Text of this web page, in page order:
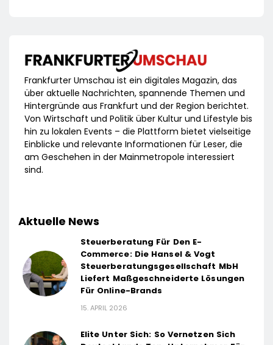
Frankfurter Umschau ist ein digitales Magazin, das
über aktuelle Nachrichten, spannende Themen und
Hintergründe aus Frankfurt und der Region berichtet.
Von Wirtschaft und Politik über Kultur und Lifestyle bis
hin zu lokalen Events – die Plattform bietet vielseitige
Einblicke und relevante Informationen für Leser, die
am Geschehen in der Mainmetropole interessiert
sind.
Aktuelle News
Steuerberatung Für Den E-
Commerce: Die Hansel & Vogt
Steuerberatungsgesellschaft MbH
Liefert Maßgeschneiderte Lösungen
Für Online-Brands
15. APRIL 2026
Elite Unter Sich: So Vernetzen Sich